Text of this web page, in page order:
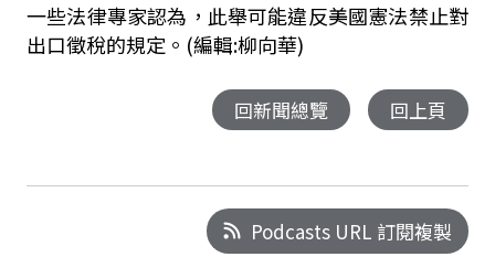
一些法律專家認為，此舉可能違反美國憲法禁止對
出口徵稅的規定。(編輯:柳向華)
回新聞總覽 回上頁
Podcasts URL 訂閱複製